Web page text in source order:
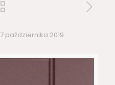
7 października 2019